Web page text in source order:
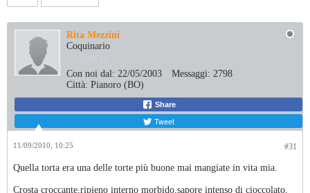
Rita Mezzini
Coquinario
Con noi dal: 22/05/2003 Messaggi: 2798
Città: Pianoro (BO)
Share
Tweet
#31
11/09/2010, 10:25
Quella torta era una delle torte più buone mai mangiate in vita mia.
Crosta croccante,ripieno interno morbido,sapore intenso di cioccolato,